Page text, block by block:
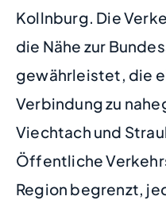
Kollnburg. Die
die Nähe zur
gewährleistet, die
Verbindung zu
Viechtach und
Öffentliche
Region begrenzt,